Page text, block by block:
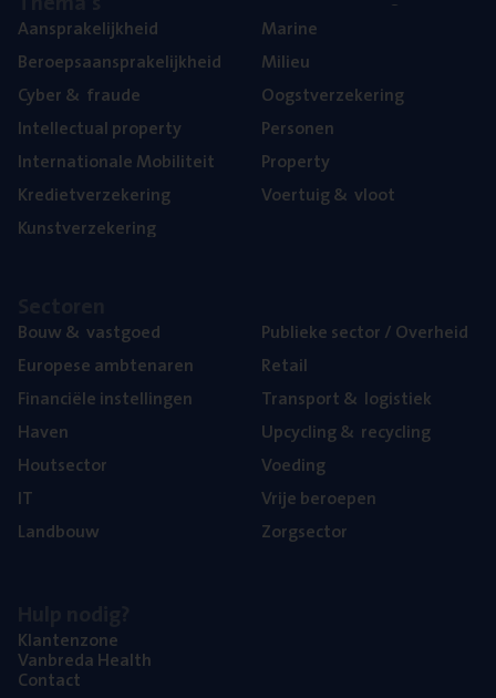
Aan­spra­ke­lijk­heid
Beroeps­aan­spra­ke­lijk­heid
Cyber& fraude
Intel­lec­tu­al property
Inter­na­ti­o­na­le Mobiliteit
Kre­diet­ver­ze­ke­ring
Kunst­ver­ze­ke­ring
Mari­ne
Mili­eu
Oogst­ver­ze­ke­ring
Per­so­nen
Pro­per­ty
Voer­tuig& vloot
Bouw& vastgoed
Euro­pe­se ambtenaren
Finan­ci­ë­le instellingen
Haven
Hout­sec­tor
IT
Land­bouw
Publie­ke sec­tor / Overheid
Retail
Trans­port& logistiek
Upcy­cling& recycling
Voe­ding
Vrije beroe­pen
Zorg­sec­tor
Klan­ten­zo­ne
Van­b­re­da Health
Con­tact